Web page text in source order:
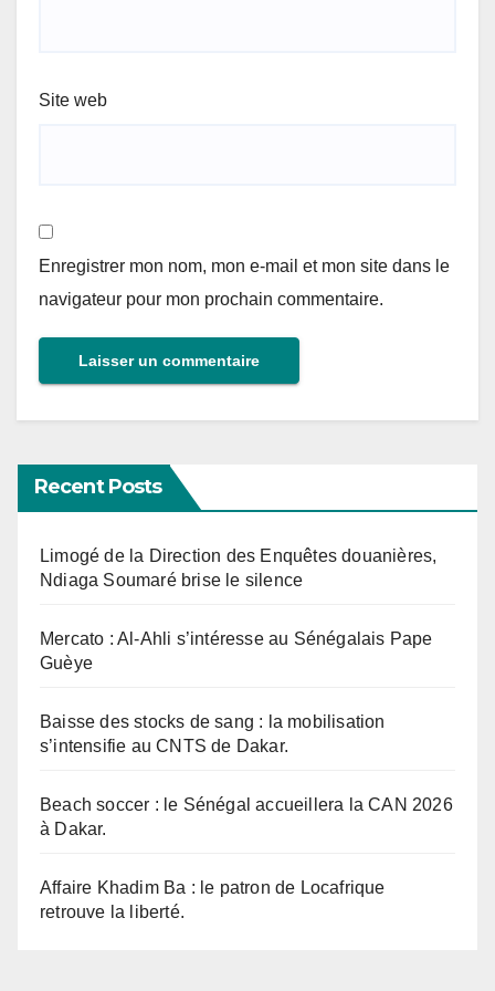
Site web
Enregistrer mon nom, mon e-mail et mon site dans le
navigateur pour mon prochain commentaire.
Recent Posts
Limogé de la Direction des Enquêtes douanières,
Ndiaga Soumaré brise le silence
Mercato : Al-Ahli s’intéresse au Sénégalais Pape
Guèye
Baisse des stocks de sang : la mobilisation
s’intensifie au CNTS de Dakar.
Beach soccer : le Sénégal accueillera la CAN 2026
à Dakar.
Affaire Khadim Ba : le patron de Locafrique
retrouve la liberté.